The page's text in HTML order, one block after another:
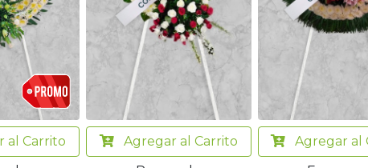
al Carrito
Agregar al Carrito
Agregaral